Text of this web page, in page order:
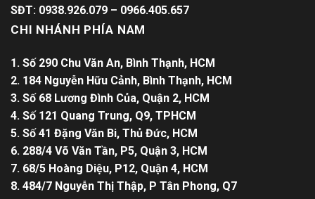
SĐT: 0938.926.079 – 0966.405.657
CHI NHÁNH PHÍA NAM
1. Số 290 Chu Văn An, Bình Thạnh, HCM
2. 184 Nguyễn Hữu Cảnh, Bình Thạnh, HCM
3. Số 68 Lương Đình Của, Quận 2, HCM
4. Số 121 Quang Trung, Q9, TPHCM
5. Số 41 Đặng Văn Bi, Thủ Đức, HCM
6. 288/4 Võ Văn Tần, P5, Quận 3, HCM
7. 68/5 Hoàng Diệu, P12, Quận 4, HCM
8. 484/7 Nguyễn Thị Thập, P Tân Phong, Q7